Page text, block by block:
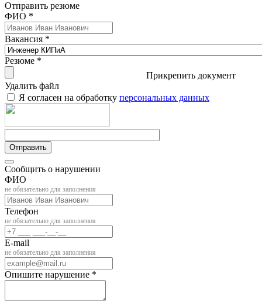
Отправить резюме
ФИО *
Вакансия *
Резюме *
Прикрепить документ
Удалить файл
Я согласен на обработку персональных данных
Отправить
Сообщить о нарушении
ФИО
не обязательно для заполнения
Телефон
не обязательно для заполнения
E-mail
не обязательно для заполнения
Опишите нарушение *